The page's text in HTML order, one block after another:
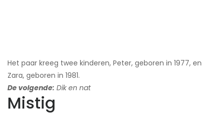
Het paar kreeg twee kinderen, Peter, geboren in 1977, en
Zara, geboren in 1981.
De volgende: Dik en nat
Mistig